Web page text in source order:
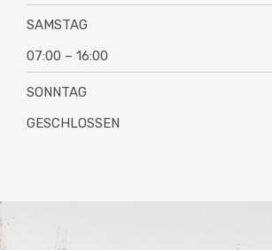
SAMSTAG
07:00 – 16:00
SONNTAG
GESCHLOSSEN